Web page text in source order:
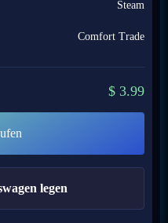
Steam
Comfort Trade
$ 3.99
legen